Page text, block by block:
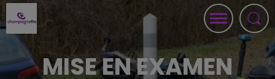
MISE EN EXAMEN